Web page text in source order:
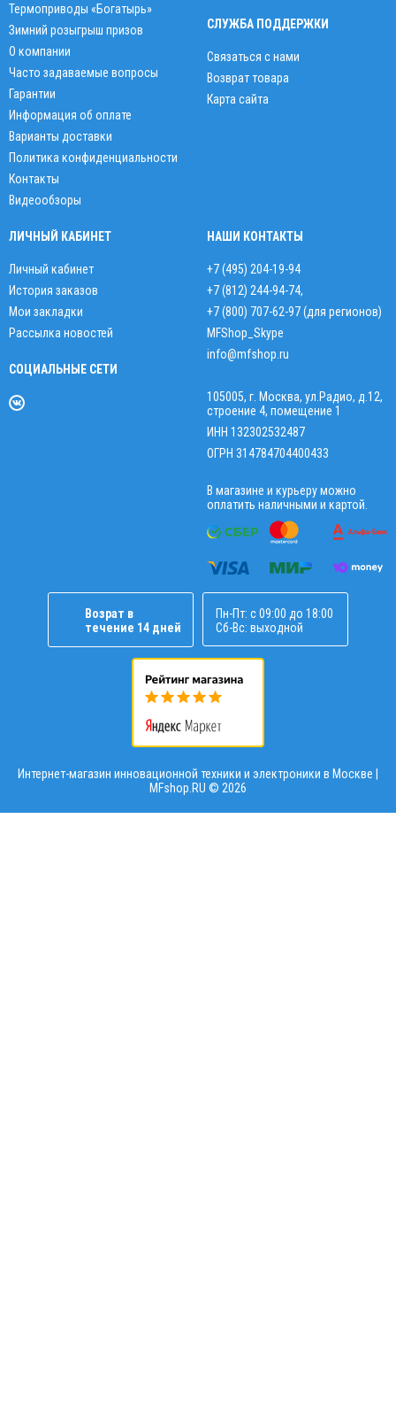
Термоприводы «Богатырь»
Зимний розыгрыш призов
О компании
Часто задаваемые вопросы
Гарантии
Информация об оплате
Варианты доставки
Политика конфиденциальности
Контакты
Видеообзоры
СЛУЖБА ПОДДЕРЖКИ
Связаться с нами
Возврат товара
Карта сайта
ЛИЧНЫЙ КАБИНЕТ
Личный кабинет
История заказов
Мои закладки
Рассылка новостей
СОЦИАЛЬНЫЕ СЕТИ
НАШИ КОНТАКТЫ
+7 (495) 204-19-94
+7 (812) 244-94-74,
+7 (800) 707-62-97 (для регионов)
MFShop_Skype
info@mfshop.ru
105005, г. Москва, ул.Радио, д.12,
строение 4, помещение 1
ИНН 132302532487
ОГРН 314784704400433
В магазине и курьеру можно
оплатить наличными и картой.
Возрат в
течение 14 дней
Пн-Пт: с 09:00 до 18:00
Сб-Вс: выходной
Интернет-магазин инновационной техники и электроники в Москве |
MFshop.RU © 2026